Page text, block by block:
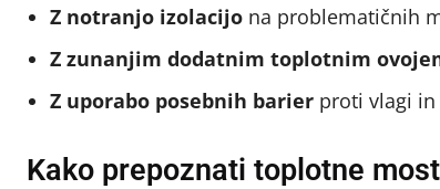
Z notranjo izolacijo na problematičnih
Z zunanjim dodatnim toplotnim
Z uporabo posebnih barier proti vlagi in
Kako prepoznati toplotne